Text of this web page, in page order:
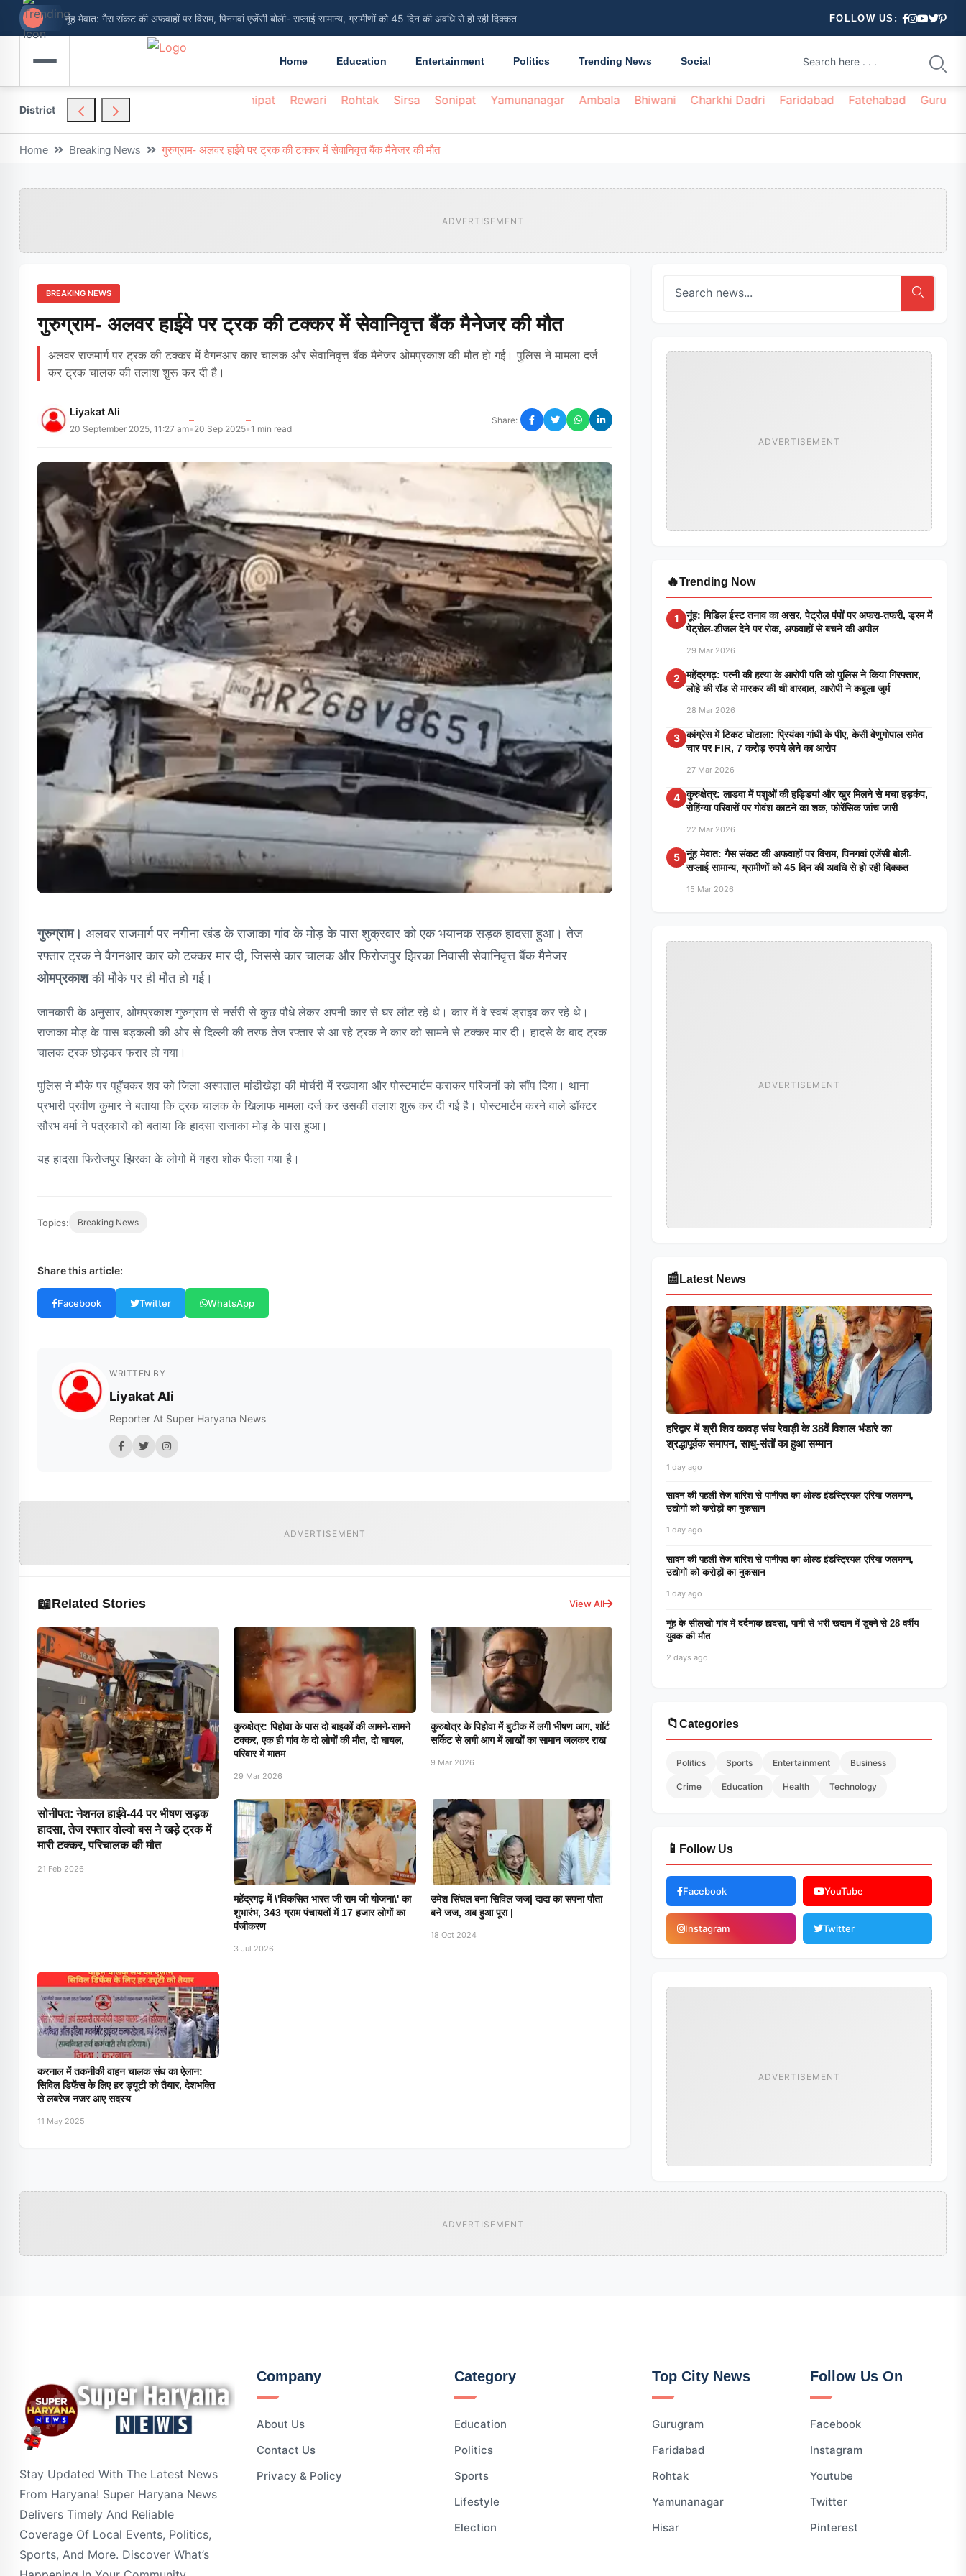
नूंह मेवात: गैस संकट की अफवाहों पर विराम, पिनगवां एजेंसी बोली- सप्लाई सामान्य, ग्रामीणों को 45 दिन की अवधि से हो रही दिक्कत FOLLOW US:
Home Education Entertainment Politics Trending News Social
District
Nuh Palwal Panipat Rewari Rohtak Sirsa Sonipat Yamunanagar Ambala Bhiwani Charkhi Dadri Faridabad Fatehabad
Home Breaking News गुरुग्राम- अलवर हाईवे पर ट्रक की टक्कर में सेवानिवृत्त बैंक मैनेजर की मौत
ADVERTISEMENT
BREAKING NEWS
गुरुग्राम- अलवर हाईवे पर ट्रक की टक्कर में सेवानिवृत्त बैंक मैनेजर की मौत
अलवर राजमार्ग पर ट्रक की टक्कर में वैगनआर कार चालक और सेवानिवृत्त बैंक मैनेजर ओमप्रकाश की मौत हो गई। पुलिस ने मामला दर्ज
कर ट्रक चालक की तलाश शुरू कर दी है।
Liyakat Ali
20 September 2025, 11:27 am• 20 Sep 2025•1 min read
Share:
गुरुग्राम। अलवर राजमार्ग पर नगीना खंड के राजाका गांव के मोड़ के पास शुक्रवार को एक भयानक सड़क हादसा हुआ। तेज
रफ्तार ट्रक ने वैगनआर कार को टक्कर मार दी, जिससे कार चालक और फिरोजपुर झिरका निवासी सेवानिवृत्त बैंक मैनेजर
ओमप्रकाशकी मौके पर ही मौत हो गई।
जानकारी के अनुसार, ओमप्रकाश गुरुग्राम से नर्सरी से कुछ पौधे लेकर अपनी कार से घर लौट रहे थे। कार में वे स्वयं ड्राइव कर रहे थे।
राजाका मोड़ के पास बड़कली की ओर से दिल्ली की तरफ तेज रफ्तार से आ रहे ट्रक ने कार को सामने से टक्कर मार दी। हादसे के बाद ट्रक
चालक ट्रक छोड़कर फरार हो गया।
पुलिस ने मौके पर पहुँचकर शव को जिला अस्पताल मांडीखेड़ा की मोर्चरी में रखवाया और पोस्टमार्टम कराकर परिजनों को सौंप दिया। थाना
प्रभारी प्रवीण कुमार ने बताया कि ट्रक चालक के खिलाफ मामला दर्ज कर उसकी तलाश शुरू कर दी गई है। पोस्टमार्टम करने वाले डॉक्टर
सौरभ वर्मा ने पत्रकारों को बताया कि हादसा राजाका मोड़ के पास हुआ।
यह हादसा फिरोजपुर झिरका के लोगों में गहरा शोक फैला गया है।
Topics: Breaking News
Share this article:
Facebook Twitter WhatsApp
WRITTEN BY
Liyakat Ali
Reporter At Super Haryana News
ADVERTISEMENT
📖Related Stories View All
सोनीपत: नेशनल हाईवे-44 पर भीषण सड़क
हादसा, तेज रफ्तार वोल्वो बस ने खड़े ट्रक में
मारी टक्कर, परिचालक की मौत
21 Feb 2026
कुरुक्षेत्र: पिहोवा के पास दो बाइकों की आमने-सामने
टक्कर, एक ही गांव के दो लोगों की मौत, दो घायल,
परिवार में मातम
29 Mar 2026
कुरुक्षेत्र के पिहोवा में बुटीक में लगी भीषण आग, शॉर्ट
सर्किट से लगी आग में लाखों का सामान जलकर राख
9 Mar 2026
महेंद्रगढ़ में \'विकसित भारत जी राम जी योजना\' का
शुभारंभ, 343 ग्राम पंचायतों में 17 हजार लोगों का
पंजीकरण
3 Jul 2026
उमेश सिंघल बना सिविल जज| दादा का सपना पौता
बने जज, अब हुआ पूरा |
18 Oct 2024
करनाल में तकनीकी वाहन चालक संघ का ऐलान:
सिविल डिफेंस के लिए हर ड्यूटी को तैयार, देशभक्ति
से लबरेज नजर आए सदस्य
11 May 2025
ADVERTISEMENT
🔥Trending Now
1
नूंह: मिडिल ईस्ट तनाव का असर, पेट्रोल पंपों पर अफरा-तफरी, ड्रम में
पेट्रोल-डीजल देने पर रोक, अफवाहों से बचने की अपील
29 Mar 2026
2
महेंद्रगढ़: पत्नी की हत्या के आरोपी पति को पुलिस ने किया गिरफ्तार,
लोहे की रॉड से मारकर की थी वारदात, आरोपी ने कबूला जुर्म
28 Mar 2026
3 कांग्रेस में टिकट घोटाला: प्रियंका गांधी के पीए, केसी वेणुगोपाल समेत
चार पर FIR, 7 करोड़ रुपये लेने का आरोप
27 Mar 2026
4 कुरुक्षेत्र: लाडवा में पशुओं की हड्डियां और खुर मिलने से मचा हड़कंप,
रोहिंग्या परिवारों पर गोवंश काटने का शक, फोरेंसिक जांच जारी
22 Mar 2026
5 नूंह मेवात: गैस संकट की अफवाहों पर विराम, पिनगवां एजेंसी बोली-
सप्लाई सामान्य, ग्रामीणों को 45 दिन की अवधि से हो रही दिक्कत
15 Mar 2026
ADVERTISEMENT
📰 Latest News
हरिद्वार में श्री शिव कावड़ संघ रेवाड़ी के 38वें विशाल भंडारे का
श्रद्धापूर्वक समापन, साधु-संतों का हुआ सम्मान
1 day ago
सावन की पहली तेज बारिश से पानीपत का ओल्ड इंडस्ट्रियल एरिया जलमग्न,
उद्योगों को करोड़ों का नुकसान
1 day ago
सावन की पहली तेज बारिश से पानीपत का ओल्ड इंडस्ट्रियल एरिया जलमग्न,
उद्योगों को करोड़ों का नुकसान
1 day ago
नूंह के सीलखो गांव में दर्दनाक हादसा, पानी से भरी खदान में डूबने से 28 वर्षीय
युवक की मौत
2 days ago
📁Categories
Politics Sports Entertainment Business
Crime Education Health Technology
📱 Follow Us
Facebook YouTube
Instagram Twitter
ADVERTISEMENT
ADVERTISEMENT
Stay Updated With The Latest News
From Haryana! Super Haryana News
Delivers Timely And Reliable
Coverage Of Local Events, Politics,
Sports, And More. Discover What’s
Company
About Us
Contact Us
Privacy & Policy
Category
Education
Politics
Sports
Lifestyle
Election
Top City News
Gurugram
Faridabad
Rohtak
Yamunanagar
Hisar
Follow Us On
Facebook
Instagram
Youtube
Twitter
Pinterest